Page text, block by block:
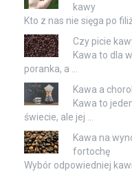
kawy
Kto z nas nie sięga po
Czy picie
Kawa to dla
poranka, a …
Kawa a
Kawa to
świecie, ale jej …
Kawa na
fortochę
Wybór odpowiedniej